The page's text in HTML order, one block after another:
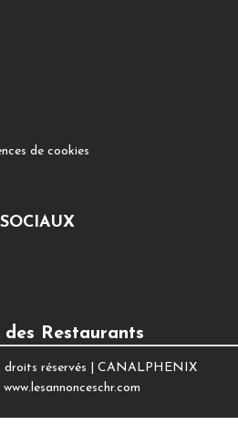
de cookies
Restaurants
réservés | CANALPHENIX
www.lesannonceschr.com